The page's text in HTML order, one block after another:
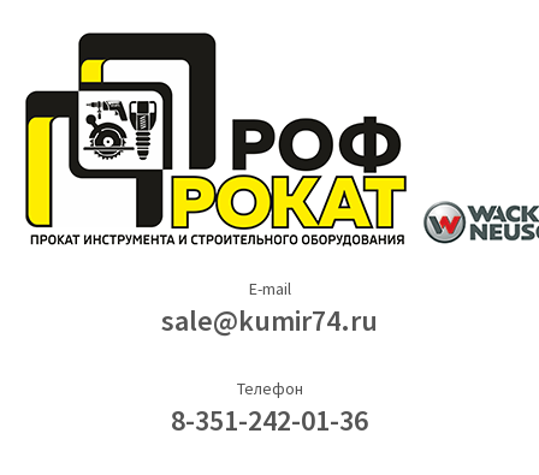
E-mail
sale@kumir74.ru
Телефон
8-351-242-01-36